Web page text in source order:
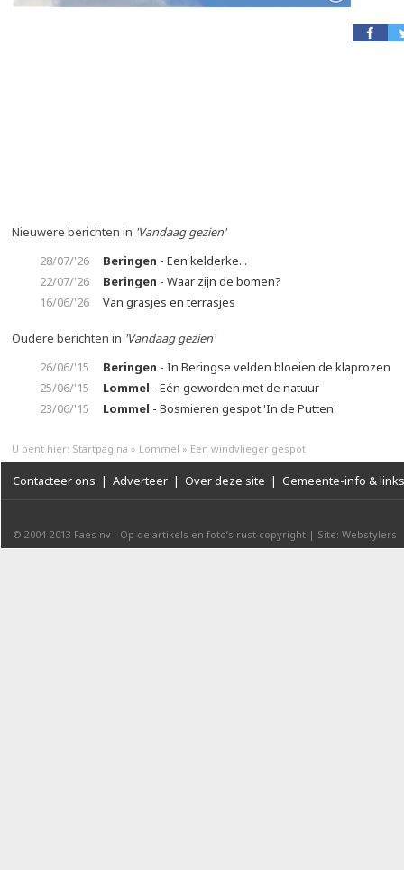
Nieuwere berichten in 'Vandaag gezien'
28/07/'26
Beringen - Een kelderke...
22/07/'26
Beringen - Waar zijn de bomen?
16/06/'26
Van grasjes en terrasjes
Oudere berichten in 'Vandaag gezien'
26/06/'15
Beringen - In Beringse velden bloeien de klaprozen
25/06/'15
Lommel - Eén geworden met de natuur
23/06/'15
Lommel - Bosmieren gespot 'In de Putten'
U bent hier: Startpagina » Lommel » Een windvlieger gespot
Contacteer ons | Adverteer | Over deze site | Gemeente-info & links
© 2004-2013 Faes nv - Op de artikels en foto’s rust copyright | Site: Webstylers